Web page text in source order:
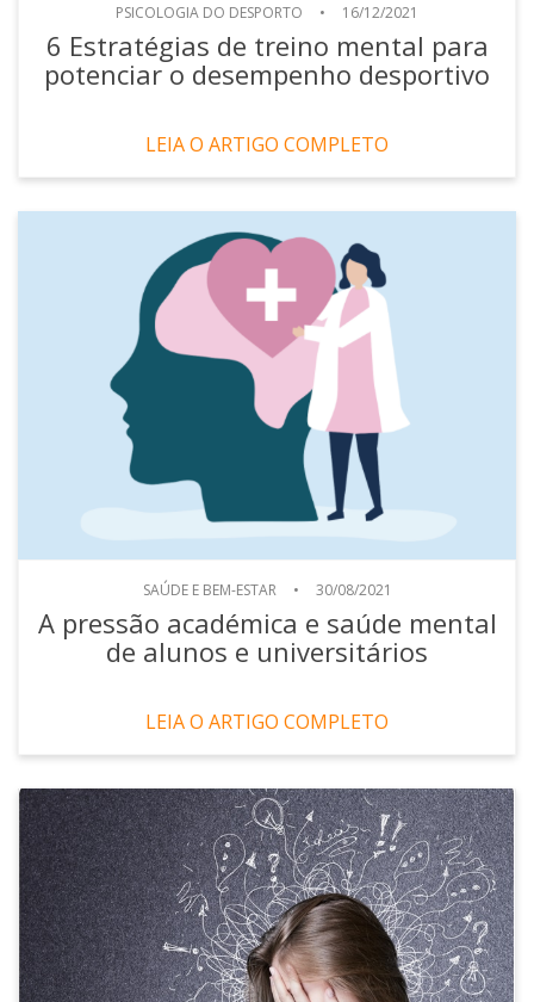
PSICOLOGIA DO DESPORTO • 16/12/2021
6 Estratégias de treino mental para
potenciar o desempenho desportivo
LEIA O ARTIGO COMPLETO
SAÚDE E BEM-ESTAR • 30/08/2021
A pressão académica e saúde mental
de alunos e universitários
LEIA O ARTIGO COMPLETO